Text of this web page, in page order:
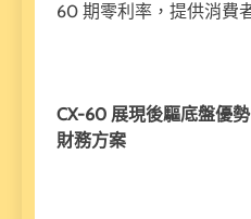
60 期零利率，提供消費
CX-60 展現後驅底盤優
財務方案